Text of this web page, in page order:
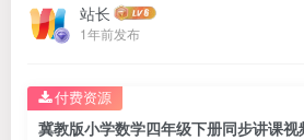
站长
1年前发布
付费资源